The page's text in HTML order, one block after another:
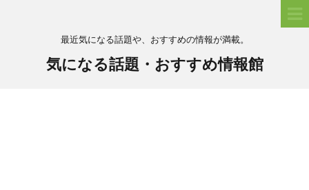
最近気になる話題や、おすすめの情報が満載。
気になる話題・おすすめ情報館